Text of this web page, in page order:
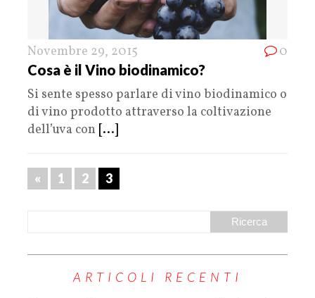
Novembre 29, 2015 0
Cosa è il Vino biodinamico?
Si sente spesso parlare di vino biodinamico o
di vino prodotto attraverso la coltivazione
dell’uva con [...]
« 1 2 3
ARTICOLI RECENTI